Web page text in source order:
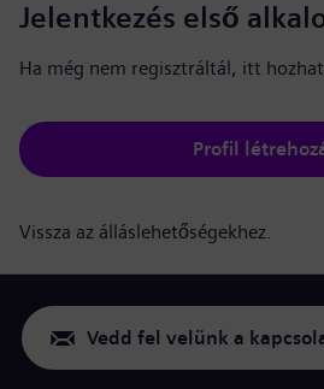
Jelentkezés első
Ha még nem regisztráltál, itt
Profil
Vissza az álláslehetőségekhez.
Vedd fel velünk a